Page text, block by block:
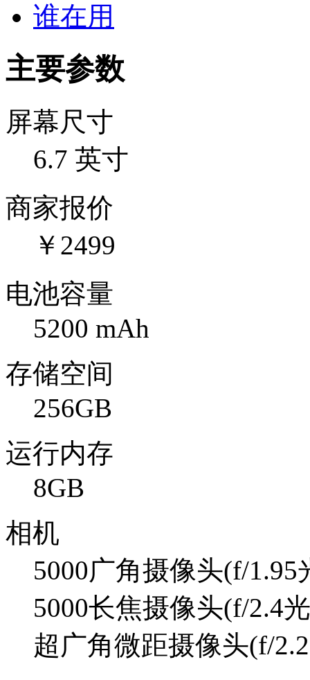
谁在用
主要参数
屏幕尺寸
6.7 英寸
商家报价
￥2499
电池容量
5200 mAh
存储空间
256GB
运行内存
8GB
相机
5000广角摄像头(f/
5000长焦摄像头(f/2.4
超广角微距摄像头(f/